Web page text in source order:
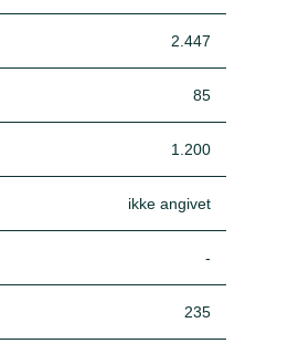
2.447
85
1.200
ikke angivet
-
235